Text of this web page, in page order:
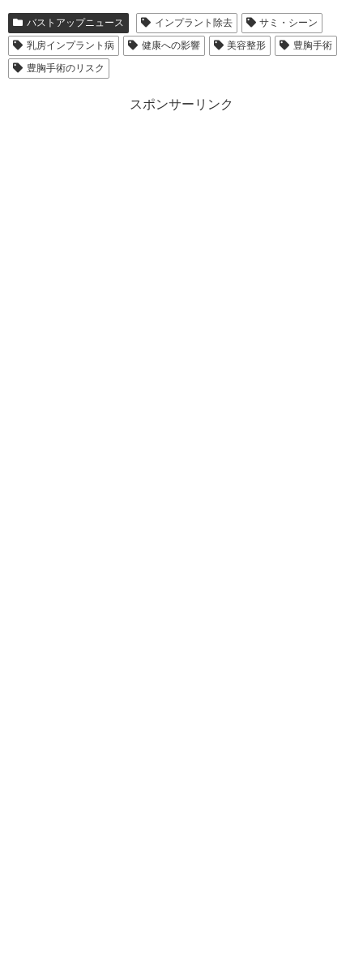
バストアップニュース インプラント除去
サミ・シーン
乳房インプラント病
健康への影響 美容整形
豊胸手術
豊胸手術のリスク
スポンサーリンク